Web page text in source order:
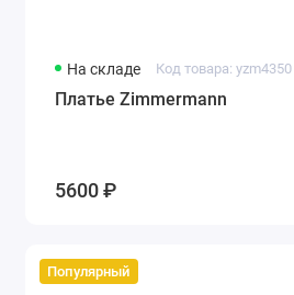
На складе Код товара: yzm4350
Платье Zimmermann
5600 ₽
Популярный